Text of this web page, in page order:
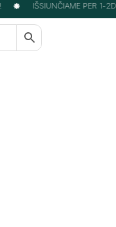
IŠSIUNČIAME PER 1-